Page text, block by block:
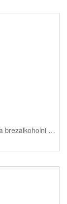
Propolis na brezalkoholni osnovi, kapljice - Medex, 15ml